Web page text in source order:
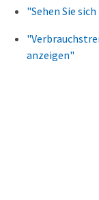
"Sehen Sie
anzeigen"